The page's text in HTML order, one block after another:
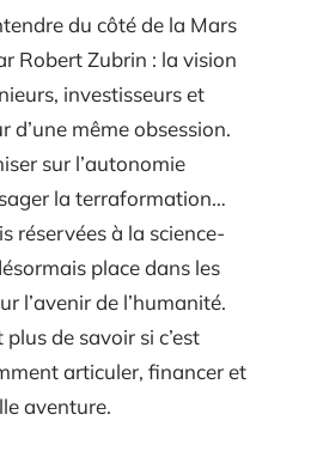
du côté de la Mars
Robert Zubrin : la vision
investisseurs et
d’une même obsession.
sur l’autonomie
la terraformation…
réservées à la science-
place dans les
l’avenir de l’humanité.
plus de savoir si c’est
articuler, financer et
aventure.